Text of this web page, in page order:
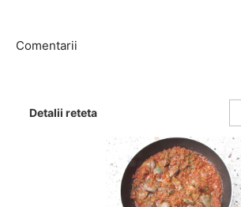
Comentarii
Detalii reteta